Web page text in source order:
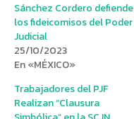
Sánchez Cordero defiende
los fideicomisos del Poder
Judicial
25/10/2023
En «MÉXICO»
Trabajadores del PJF
Realizan “Clausura